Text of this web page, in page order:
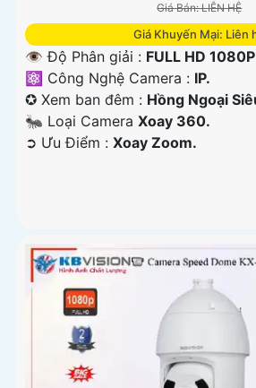
Giá Bán: LIÊN HỆ
Giá Khuyến Mại: Liên
👁 Độ Phân giải : FULL HD
⚛️ Công Nghệ Camera : IP.
✪ Xem ban đêm : Hồng Ngoại
🐜 Loại Camera Xoay 360.
️➲ Ưu Điểm : Xoay Zoom.